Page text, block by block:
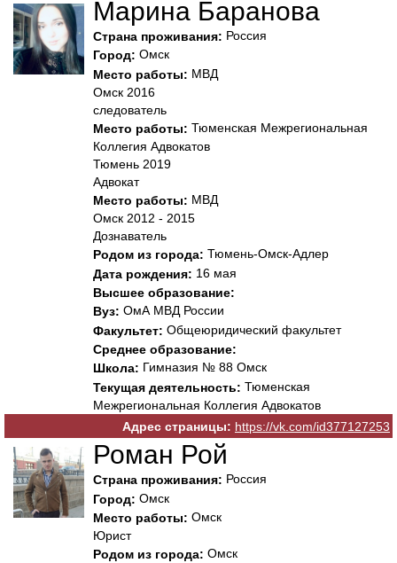
Марина Баранова
Страна проживания: Россия
Город: Омск
Место работы: МВД
Омск 2016
следователь
Место работы: Тюменская Межрегиональная
Коллегия Адвокатов
Тюмень 2019
Адвокат
Место работы: МВД
Омск 2012 - 2015
Дознаватель
Родом из города: Тюмень-Омск-Адлер
Дата рождения: 16 мая
Высшее образование:
Вуз: ОмА МВД России
Факультет: Общеюридический факультет
Среднее образование:
Школа: Гимназия № 88 Омск
Текущая деятельность: Тюменская
Межрегиональная Коллегия Адвокатов
Адрес страницы: https://vk.com/id377127253
Роман Рой
Страна проживания: Россия
Город: Омск
Место работы: Омск
Юрист
Родом из города: Омск